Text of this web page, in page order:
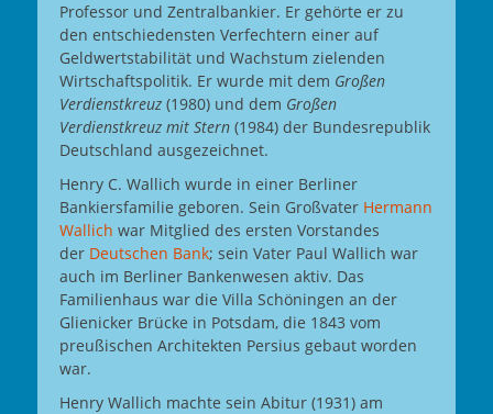
Professor und Zentralbankier. Er gehörte er zu
den entschiedensten Verfechtern einer auf
Geldwertstabilität und Wachstum zielenden
Wirtschaftspolitik. Er wurde mit dem Großen
Verdienstkreuz (1980) und dem Großen
Verdienstkreuz mit Stern (1984) der Bundesrepublik
Deutschland ausgezeichnet.
Henry C. Wallich wurde in einer Berliner
Bankiersfamilie geboren. Sein Großvater Hermann
Wallich war Mitglied des ersten Vorstandes
der Deutschen Bank; sein Vater Paul Wallich war
auch im Berliner Bankenwesen aktiv. Das
Familienhaus war die Villa Schöningen an der
Glienicker Brücke in Potsdam, die 1843 vom
preußischen Architekten Persius gebaut worden
war.
Henry Wallich machte sein Abitur (1931) am